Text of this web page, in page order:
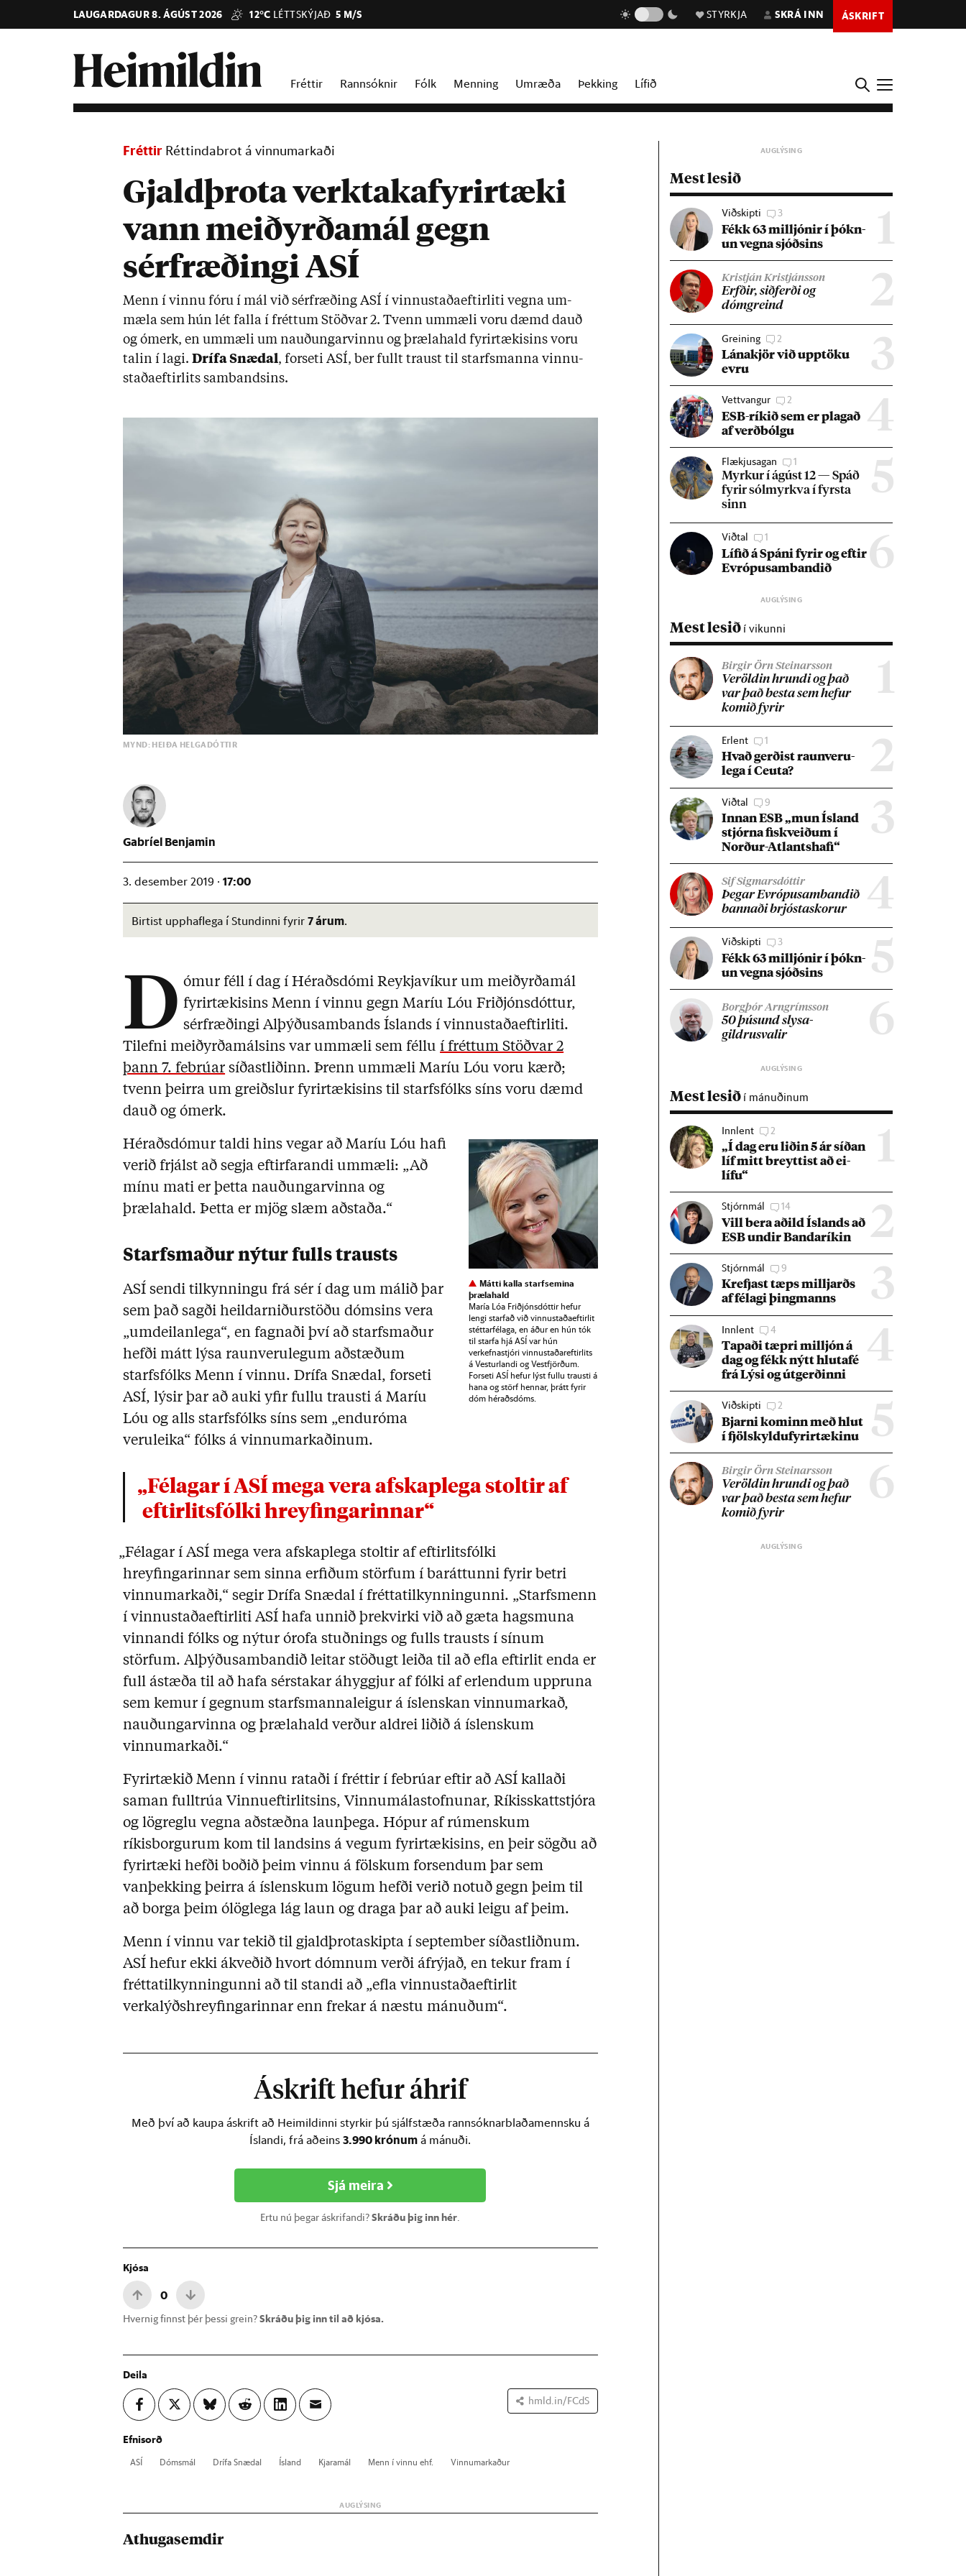
LAUGARDAGUR 8. ÁGÚST 2026 12°C LÉTTSKÝJAÐ 5 M/S STYRKJA SKRÁ INN ÁSKRIFT
Fréttir Rannsóknir Fólk Menning Umræða Þekking Lífið
Fréttir Réttindabrot á vinnumarkaði
Gjaldþrota verktakafyrirtæki
vann meiðyrðamál gegn
sérfræðingi ASÍ
Menn í vinnu fóru í mál við sér­fræð­ing ASÍ í vinnu­staða­eft­ir­liti vegna um­
mæla sem hún lét falla í frétt­um Stöðv­ar 2. Tvenn um­mæli voru dæmd dauð
og ómerk, en um­mæli um nauð­ung­ar­vinnu og þræla­hald fyr­ir­tæk­is­ins voru
tal­in í lagi.Drífa Snæ­dal, for­seti ASÍ, ber fullt traust til starfs­manna vinnu­
staða­eft­ir­lits sam­bands­ins.
MYND: HEIÐA HELGADÓTTIR
Gabríel Benjamin
3. desember 2019 ·17:00
Birtist upphaflega í Stundinni fyrir7 árum.
D ómur féll í dag í Héraðsdómi Reykjavíkur um meiðyrðamál
fyrirtækisins Menn í vinnu gegn Maríu Lóu Friðjónsdóttur,
sérfræðingi Alþýðusambands Íslands í vinnustaðaeftirliti.
Tilefni meiðyrðamálsins var ummæli sem félluí fréttum Stöðvar 2
þann 7. febrúar síðastliðinn. Þrenn ummæli Maríu Lóu voru kærð;
tvenn þeirra um greiðslur fyrirtækisins til starfsfólks síns voru dæmd
dauð og ómerk.
Mátti kalla starfsemina
þrælahald
María Lóa Friðjónsdóttir hefur
lengi starfað við vinnustaðaeftirlit
stéttarfélaga, en áður en hún tók
til starfa hjá ASÍ var hún
verkefnastjóri vinnustaðareftirlits
á Vesturlandi og Vestfjörðum.
Forseti ASÍ hefur lýst fullu trausti á
hana og störf hennar, þrátt fyrir
dóm héraðsdóms.
Héraðsdómur taldi hins vegar að Maríu Lóu hafi
verið frjálst að segja eftirfarandi ummæli: „Að
mínu mati er þetta nauðungarvinna og
þrælahald. Þetta er mjög slæm aðstaða.“
Starfsmaður nýtur fulls trausts
ASÍ sendi tilkynningu frá sér í dag um málið þar
sem það sagði heildarniðurstöðu dómsins vera
„umdeilanlega“, en fagnaði því að starfsmaður
hefði mátt lýsa raunverulegum aðstæðum
starfsfólks Menn í vinnu. Drífa Snædal, forseti
ASÍ, lýsir þar að auki yfir fullu trausti á Maríu
Lóu og alls starfsfólks síns sem „enduróma
veruleika“ fólks á vinnumarkaðinum.
„Félagar í ASÍ mega vera afskaplega stoltir af
eftirlitsfólki hreyfingarinnar“
„Félagar í ASÍ mega vera afskaplega stoltir af eftirlitsfólki
hreyfingarinnar sem sinna erfiðum störfum í baráttunni fyrir betri
vinnumarkaði,“ segir Drífa Snædal í fréttatilkynningunni. „Starfsmenn
í vinnustaðaeftirliti ASÍ hafa unnið þrekvirki við að gæta hagsmuna
vinnandi fólks og nýtur órofa stuðnings og fulls trausts í sínum
störfum. Alþýðusambandið leitar stöðugt leiða til að efla eftirlit enda er
full ástæða til að hafa sérstakar áhyggjur af fólki af erlendum uppruna
sem kemur í gegnum starfsmannaleigur á íslenskan vinnumarkað,
nauðungarvinna og þrælahald verður aldrei liðið á íslenskum
vinnumarkaði.“
Fyrirtækið Menn í vinnu rataði í fréttir í febrúar eftir að ASÍ kallaði
saman fulltrúa Vinnueftirlitsins, Vinnumálastofnunar, Ríkisskattstjóra
og lögreglu vegna aðstæðna launþega. Hópur af rúmenskum
ríkisborgurum kom til landsins á vegum fyrirtækisins, en þeir sögðu að
fyrirtæki hefði boðið þeim vinnu á fölskum forsendum þar sem
vanþekking þeirra á íslenskum lögum hefði verið notuð gegn þeim til
að borga þeim ólöglega lág laun og draga þar að auki leigu af þeim.
Menn í vinnu var tekið til gjaldþrotaskipta í september síðastliðnum.
ASÍ hefur ekki ákveðið hvort dómnum verði áfrýjað, en tekur fram í
fréttatilkynningunni að til standi að „efla vinnustaðaeftirlit
verkalýðshreyfingarinnar enn frekar á næstu mánuðum“.
Áskrift hefur áhrif
Með því að kaupa áskrift að Heimildinni styrkir þú sjálfstæða rannsóknarblaðamennsku á
Íslandi, frá aðeins3.990 krónum á mánuði.
Sjá meira
Ertu nú þegar áskrifandi?Skráðu þig inn hér.
Kjósa
0
Hvernig finnst þér þessi grein?Skráðu þig inn til að kjósa.
Deila
hmld.in/FCdS
Efnisorð
ASÍ Dóms­mál Drífa Snæ­dal Ís­land Kjara­mál Menn í vinnu ehf. Vinnu­mark­að­ur
Athugasemdir
Mest lesið
1
Viðskipti 3
Fékk 63 millj­ón­ir í þókn­
un vegna sjóðs­ins
2
Kristján Kristjánsson
Erfð­ir, sið­ferði og
dómgreind
3
Greining 2
Lána­kjör við upp­töku
evru
4
Vettvangur 2
ESB-rík­ið sem er plag­að
af verð­bólgu
5
Flækjusagan 1
Myrk­ur í ág­úst 12 — Spáð
fyr­ir sól­myrkva í fyrsta
sinn
6
Viðtal 1
Líf­ið á Spáni fyr­ir og eft­ir
Evr­ópu­sam­band­ið
Mest lesið í vikunni
1
Birgir Örn Steinarsson
Ver­öld­in hrundi og það
var það besta sem hef­ur
kom­ið fyr­ir
2
Erlent 1
Hvað gerð­ist raun­veru­
lega í Ceuta?
3
Viðtal 9
Inn­an ESB „mun Ís­land
stjórna fisk­veið­um í
Norð­ur-Atlants­hafi“
4
Sif Sigmarsdóttir
Þeg­ar Evr­ópu­sam­band­ið
bann­aði brjósta­skor­ur
5
Viðskipti 3
Fékk 63 millj­ón­ir í þókn­
un vegna sjóðs­ins
6
Borgþór Arngrímsson
50 þús­und slysa­
gildrusval­ir
Mest lesið í mánuðinum
1
Innlent 2
„Í dag eru lið­in 5 ár síð­an
líf mitt breytt­ist að ei­
lífu“
2
Stjórnmál 14
Vill bera að­ild Ís­lands að
ESB und­ir Banda­rík­in
3
Stjórnmál 9
Krefjast tæps millj­arðs
af fé­lagi þing­manns
4
Innlent 4
Tap­aði tæpri millj­ón á
dag og fékk nýtt hluta­fé
frá Lýsi og út­gerð­inni
5
Viðskipti 2
Bjarni kom­inn með hlut
í fjöl­skyldu­fyr­ir­tæk­inu
6
Birgir Örn Steinarsson
Ver­öld­in hrundi og það
var það besta sem hef­ur
kom­ið fyr­ir